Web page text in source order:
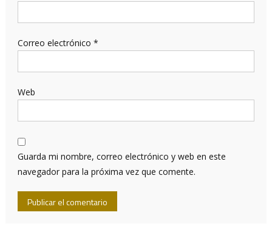
Correo electrónico *
Web
Guarda mi nombre, correo electrónico y web en este
navegador para la próxima vez que comente.